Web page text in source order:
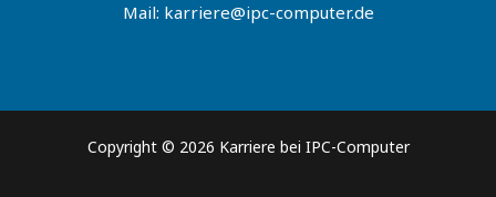
Mail: karriere@ipc-computer.de
Copyright © 2026 Karriere bei IPC-Computer